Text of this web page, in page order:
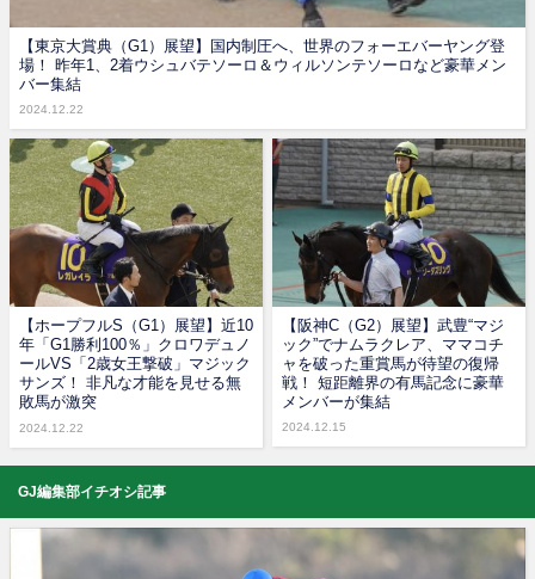
【東京大賞典（G1）展望】国内制圧へ、世界のフォーエバーヤング登
場！ 昨年1、2着ウシュバテソーロ＆ウィルソンテソーロなど豪華メン
バー集結
2024.12.22
【ホープフルS（G1）展望】近10
年「G1勝利100％」クロワデュノ
ールVS「2歳女王撃破」マジック
サンズ！ 非凡な才能を見せる無
敗馬が激突
2024.12.22
【阪神C（G2）展望】武豊“マジ
ック”でナムラクレア、ママコチ
ャを破った重賞馬が待望の復帰
戦！ 短距離界の有馬記念に豪華
メンバーが集結
2024.12.15
GJ編集部イチオシ記事